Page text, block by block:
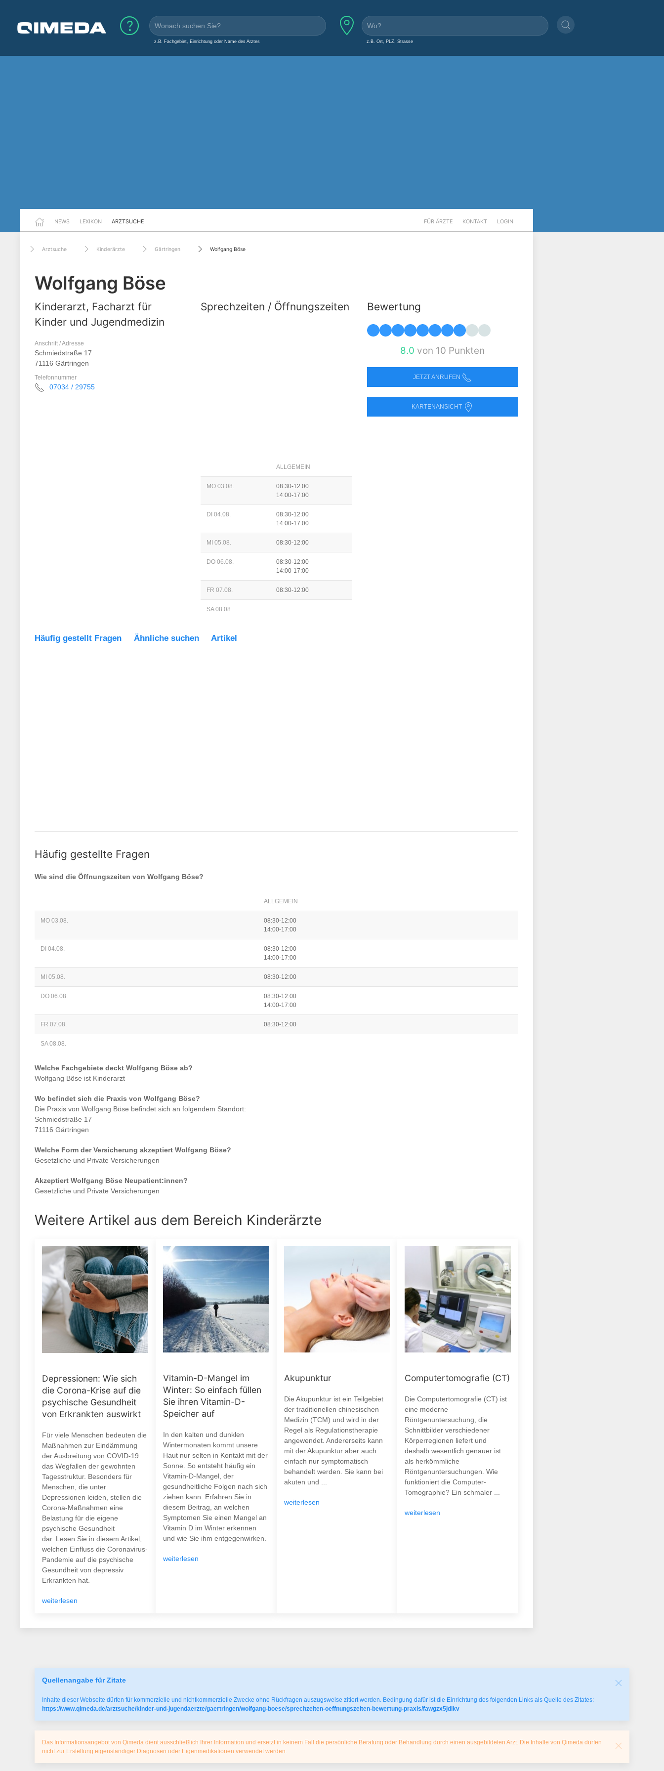
z.B. Fachgebiet, Einrichtung oder Name des Arztes z.B. Ort, PLZ, Strasse
NEWS LEXIKON ARZTSUCHE FÜR ÄRZTE KONTAKT LOGIN
Arztsuche Kinderärzte Gärtringen Wolfgang Böse
Wolfgang Böse
Kinderarzt, Facharzt für
Kinder und Jugendmedizin
Anschrift / Adresse
Schmiedstraße 17
71116 Gärtringen
Telefonnummer
07034 / 29755
Sprechzeiten / Öffnungszeiten
ALLGEMEIN
MO 03.08.
08:30-12:00
14:00-17:00
DI 04.08.
08:30-12:00
14:00-17:00
MI 05.08. 08:30-12:00
DO 06.08.
08:30-12:00
14:00-17:00
FR 07.08. 08:30-12:00
SA 08.08.
Bewertung
8.0 von 10 Punkten
JETZT ANRUFEN
KARTENANSICHT
Häufig gestellt Fragen Ähnliche suchen Artikel
Häufig gestellte Fragen
Wie sind die Öffnungszeiten von Wolfgang Böse?
ALLGEMEIN
MO 03.08.
08:30-12:00
14:00-17:00
DI 04.08.
08:30-12:00
14:00-17:00
MI 05.08. 08:30-12:00
DO 06.08.
08:30-12:00
14:00-17:00
FR 07.08. 08:30-12:00
SA 08.08.
Welche Fachgebiete deckt Wolfgang Böse ab?
Wolfgang Böse ist Kinderarzt
Wo befindet sich die Praxis von Wolfgang Böse?
Die Praxis von Wolfgang Böse befindet sich an folgendem Standort:
Schmiedstraße 17
71116 Gärtringen
Welche Form der Versicherung akzeptiert Wolfgang Böse?
Gesetzliche und Private Versicherungen
Akzeptiert Wolfgang Böse Neupatient:innen?
Gesetzliche und Private Versicherungen
Weitere Artikel aus dem Bereich Kinderärzte
Depressionen: Wie sich
die Corona-Krise auf die
psychische Gesundheit
von Erkrankten auswirkt
Für viele Menschen bedeuten die
Maßnahmen zur Eindämmung
der Ausbreitung von COVID-19
das Wegfallen der gewohnten
Tagesstruktur. Besonders für
Menschen, die unter
Depressionen leiden, stellen die
Corona-Maßnahmen eine
Belastung für die eigene
psychische Gesundheit
dar. Lesen Sie in diesem Artikel,
welchen Einfluss die Coronavirus-
Pandemie auf die psychische
Gesundheit von depressiv
Erkrankten hat.
weiterlesen
Vitamin-D-Mangel im
Winter: So einfach füllen
Sie ihren Vitamin-D-
Speicher auf
In den kalten und dunklen
Wintermonaten kommt unsere
Haut nur selten in Kontakt mit der
Sonne. So entsteht häufig ein
Vitamin-D-Mangel, der
gesundheitliche Folgen nach sich
ziehen kann. Erfahren Sie in
diesem Beitrag, an welchen
Symptomen Sie einen Mangel an
Vitamin D im Winter erkennen
und wie Sie ihm entgegenwirken.
weiterlesen
Akupunktur
Die Akupunktur ist ein Teilgebiet
der traditionellen chinesischen
Medizin (TCM) und wird in der
Regel als Regulationstherapie
angewendet. Andererseits kann
mit der Akupunktur aber auch
einfach nur symptomatisch
behandelt werden. Sie kann bei
akuten und ...
weiterlesen
Computertomografie (CT)
Die Computertomografie (CT) ist
eine moderne
Röntgenuntersuchung, die
Schnittbilder verschiedener
Körperregionen liefert und
deshalb wesentlich genauer ist
als herkömmliche
Röntgenuntersuchungen. Wie
funktioniert die Computer-
Tomographie? Ein schmaler ...
weiterlesen
Quellenangabe für Zitate
Inhalte dieser Webseite dürfen für kommerzielle und nichtkommerzielle Zwecke ohne Rückfragen auszugsweise zitiert werden. Bedingung dafür ist die Einrichtung des folgenden Links als Quelle des Zitates:
https://www.qimeda.de/arztsuche/kinder-und-jugendaerzte/gaertringen/wolfgang-boese/sprechzeiten-oeffnungszeiten-bewertung-praxis/fawgzx5jdikv
Das Informationsangebot von Qimeda dient ausschließlich Ihrer Information und ersetzt in keinem Fall die persönliche Beratung oder Behandlung durch einen ausgebildeten Arzt. Die Inhalte von Qimeda dürfen
nicht zur Erstellung eigenständiger Diagnosen oder Eigenmedikationen verwendet werden.